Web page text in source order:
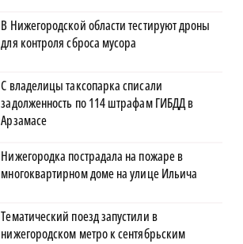
В Нижегородской области тестируют дроны
для контроля сброса мусора
С владелицы таксопарка списали
задолженность по 114 штрафам ГИБДД в
Арзамасе
Нижегородка пострадала на пожаре в
многоквартирном доме на улице Ильича
Тематический поезд запустили в
нижегородском метро к сентябрьским